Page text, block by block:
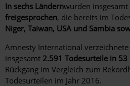
In sechs Ländernwurden insgesamt
freigesprochen, die bereits im
Niger, Taiwan, USA und Sambia
Amnesty International
insgesamt 2.591 Todesurteile in 53
Rückgang im Vergleich zum
Todesurteilen im Jahr 2016.